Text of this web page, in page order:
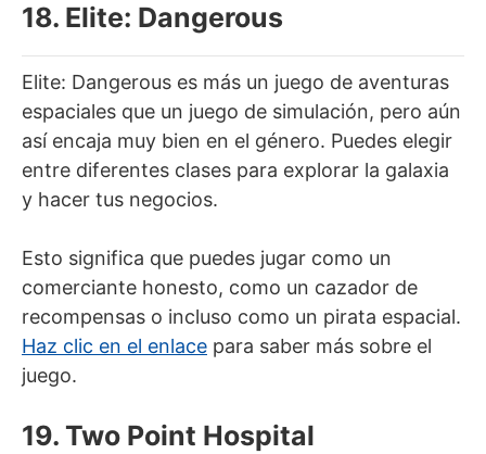
18. Elite: Dangerous
Elite: Dangerous es más un juego de aventuras
espaciales que un juego de simulación, pero aún
así encaja muy bien en el género. Puedes elegir
entre diferentes clases para explorar la galaxia
y hacer tus negocios.
Esto significa que puedes jugar como un
comerciante honesto, como un cazador de
recompensas o incluso como un pirata espacial.
Haz clic en el enlace para saber más sobre el
juego.
19. Two Point Hospital